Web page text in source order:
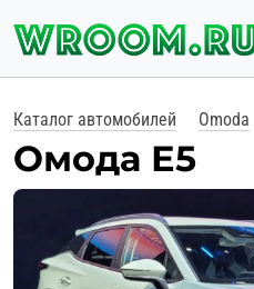
Каталог автомобилей Omoda
Омода Е5